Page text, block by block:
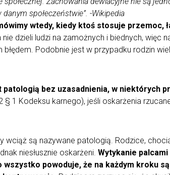
społeczeństwie”. -Wikipedia
wtedy, kiedy ktoś stosuje
nie dzieli ludzi na zamożnych i biednych,
Podobnie jest w przypadku rodzin
bez uzasadnienia, w niektórych
§ 1 Kodeksu karnego), jeśli oskarżenia
wciąż są nazywane patologią. Rodzice,
niesłusznie oskarżeni. Wytykanie
powoduje, że na każdym kroku